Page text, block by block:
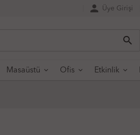
person Üye Girişi
search
Masaüstü Ofis Etkinlik